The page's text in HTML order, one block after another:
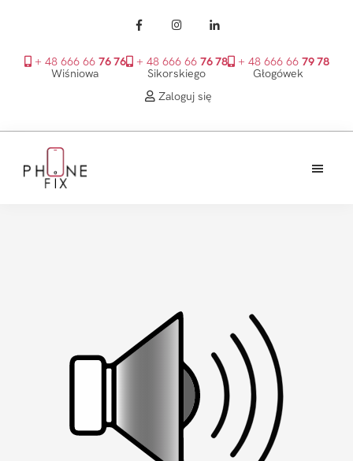
+ 48 666 66 76 76
Wiśniowa
+ 48 666 66 76 78
Sikorskiego
+ 48 666 66 79 78
Głogówek
Zaloguj się
głównego